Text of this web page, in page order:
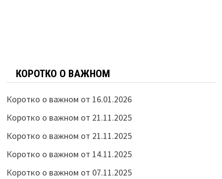
КОРОТКО О ВАЖНОМ
Коротко о важном от 16.01.2026
Коротко о важном от 21.11.2025
Коротко о важном от 21.11.2025
Коротко о важном от 14.11.2025
Коротко о важном от 07.11.2025